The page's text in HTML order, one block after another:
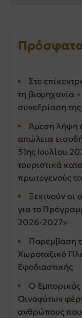
Στο
τη βιομηχανία
συνεδρίαση
Άμεση λήψη
απώλεια
31ης Ιουλίου
τουριστικά
πρωτογενούς
Ξεκινούν οι
για το
2026-2027»
Παρέμβαση
Χωροταξικό
Εφοδιαστικής
Ο Εμπορικός
Οινοφύτων
ανθρώπους που